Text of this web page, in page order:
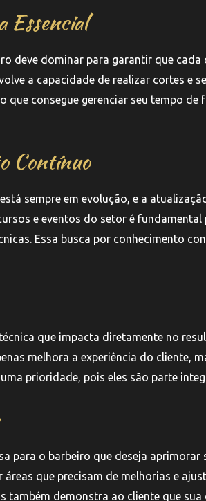
Essencial
deve dominar para garantir que cada
a capacidade de realizar cortes e
que consegue gerenciar seu tempo
Contínuo
sempre em evolução, e a
e eventos do setor é
Essa busca por conhecimento
que impacta diretamente no
melhora a experiência do cliente,
prioridade, pois eles são parte
para o barbeiro que deseja
que precisam de melhorias e
demonstra ao cliente que